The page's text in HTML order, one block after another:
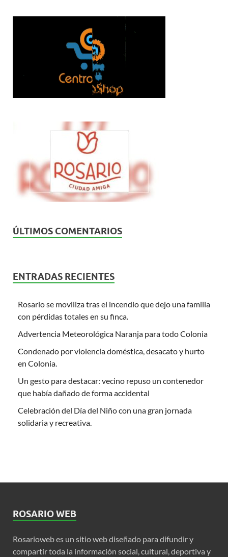
ÚLTIMOS COMENTARIOS
ENTRADAS RECIENTES
Rosario se moviliza tras el incendio que dejo una familia
con pérdidas totales en su finca.
Advertencia Meteorológica Naranja para todo Colonia
Condenado por violencia doméstica, desacato y hurto
en Colonia.
Un gesto para destacar: vecino repuso un contenedor
que había dañado de forma accidental
Celebración del Día del Niño con una gran jornada
solidaria y recreativa.
ROSARIO WEB
Rosarioweb es un sitio web diseñado para difundir y
compartir toda la información social, cultural, deportiva y